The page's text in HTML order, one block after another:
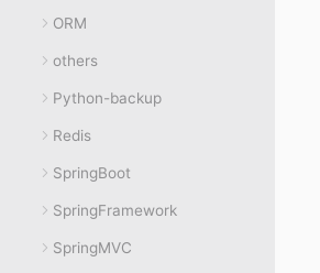
ORM
others
Python-backup
Redis
SpringBoot
SpringFramework
SpringMVC